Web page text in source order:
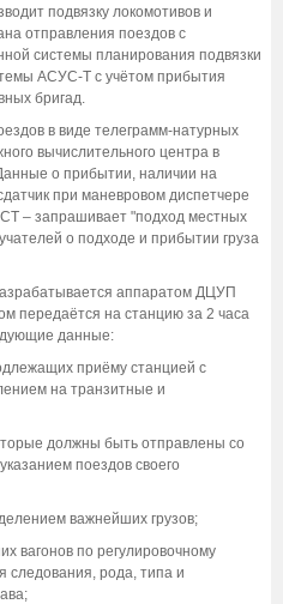
подвязку локомотивов и
отправления поездов с
системы планирования подвязки
АСУС-Т с учётом прибытия
бригад.
в виде телеграмм-натурных
вычислительного центра в
о прибытии, наличии на
при маневровом диспетчере
– запрашивает "подход местных
о подходе и прибытии груза
аппаратом ДЦУП
передаётся на станцию за 2 часа
данные:
приёму станцией с
на транзитные и
должны быть отправлены со
поездов своего
важнейших грузов;
вагонов по регулировочному
следования, рода, типа и